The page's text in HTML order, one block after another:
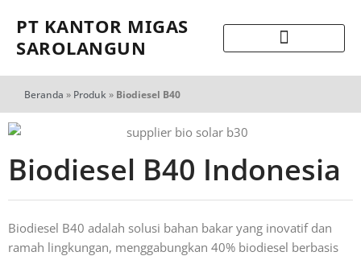
PT KANTOR MIGAS
SAROLANGUN
Beranda » Produk » Biodiesel B40
Biodiesel B40 Indonesia
Biodiesel B40 adalah solusi bahan bakar yang inovatif dan
ramah lingkungan, menggabungkan 40% biodiesel berbasis